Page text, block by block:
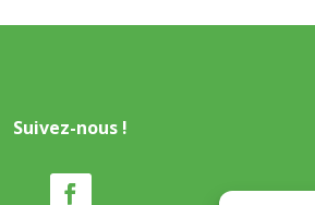
Suivez-nous !